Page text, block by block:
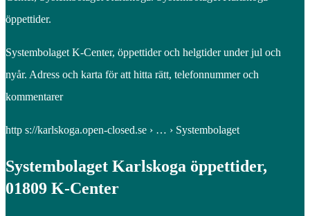
öppettider.
Systembolaget K-Center, öppettider och helgtider under jul och
nyår. Adress och karta för att hitta rätt, telefonnummer och
kommentarer
http s://karlskoga.open-closed.se › … › Systembolaget
Systembolaget Karlskoga öppettider,
01809 K-Center